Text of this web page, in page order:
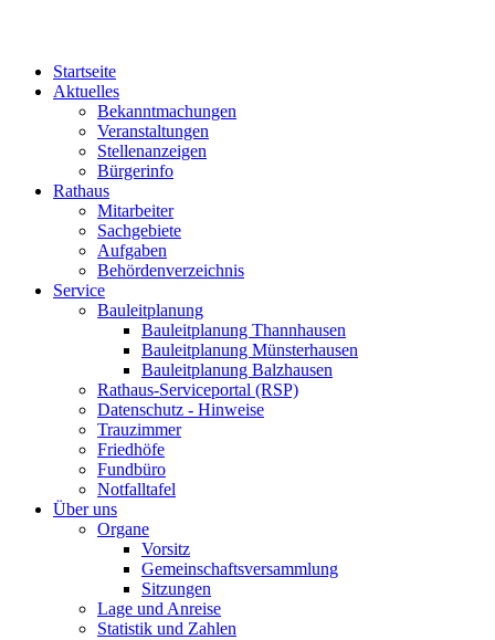
Startseite
Aktuelles
Bekanntmachungen
Veranstaltungen
Stellenanzeigen
Bürgerinfo
Rathaus
Mitarbeiter
Sachgebiete
Aufgaben
Behördenverzeichnis
Service
Bauleitplanung
Bauleitplanung Thannhausen
Bauleitplanung Münsterhausen
Bauleitplanung Balzhausen
Rathaus-Serviceportal (RSP)
Datenschutz - Hinweise
Trauzimmer
Friedhöfe
Fundbüro
Notfalltafel
Über uns
Organe
Vorsitz
Gemeinschaftsversammlung
Sitzungen
Lage und Anreise
Statistik und Zahlen